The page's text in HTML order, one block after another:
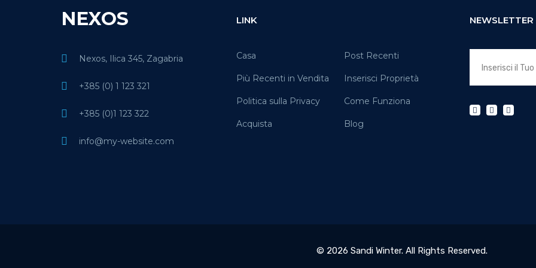
NEXOS
Nexos, Ilica 345, Zagabria
+385 (0) 1 123 321
+385 (0)1 123 322
info@my-website.com
LINK
Casa Post Recenti
Più Recenti in Vendita Inserisci Proprietà
Politica sulla Privacy Come Funziona
Acquista Blog
NEWSLETTER
© 2026 Sandi Winter. All Rights Reserved.